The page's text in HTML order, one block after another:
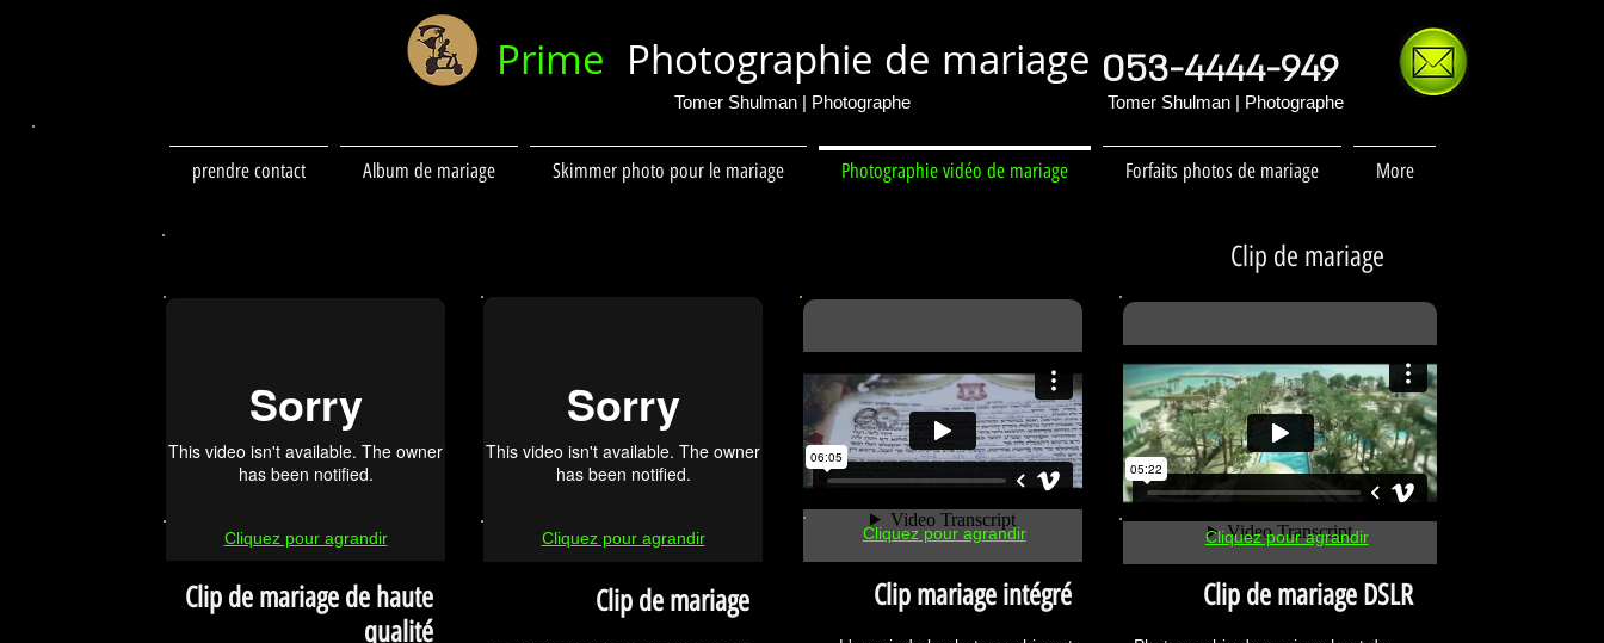
053-4444-949
Prime Photographie de mariage
Tomer Shulman | Photographe Tomer Shulman | Photographe
prendre contact Album de mariage Skimmer photo pour le mariage Photographie vidéo de mariage Forfaits photos de mariage More
Clip de mariage
Cliquez pour agrandir
Clip de mariage de haute
qualité
Cliquez pour agrandir
Clip de mariage
Cliquez pour agrandir
Clip mariage intégré
Cliquez pour agrandir
Clip de mariage DSLR